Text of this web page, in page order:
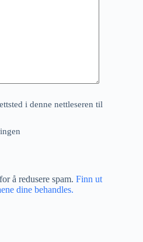
i denne nettleseren til
å redusere spam. Finn ut
dine behandles.